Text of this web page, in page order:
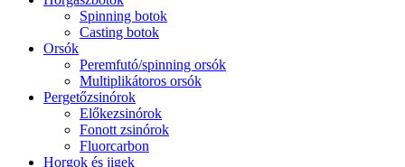
Spinning botok
Casting botok
Orsók
Peremfutó/spinning orsók
Multiplikátoros orsók
Pergetőzsinórok
Előkezsinórok
Fonott zsinórok
Fluorcarbon
Horgok és jigek